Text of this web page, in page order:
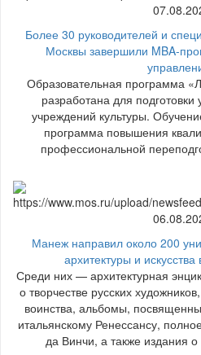
Более 30 руководителей и
Москвы завершили MBA-
Образовательная программа
разработана для подготовки
учреждений культуры.
программа повышения
профессиональной
Манеж направил около 200
архитектуры и
Среди них — архитектурная
о творчестве русских
воинства, альбомы,
итальянскому Ренессансу,
да Винчи, а также издания